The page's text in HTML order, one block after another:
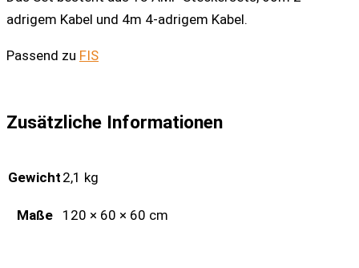
adrigem Kabel und 4m 4-adrigem Kabel.
Passend zu FIS
Zusätzliche Informationen
Gewicht 2,1 kg
Maße 120 × 60 × 60 cm